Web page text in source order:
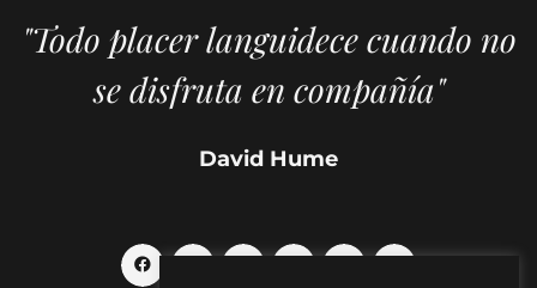
"Todo placer languidece cuando no
se disfruta en compañía"
David Hume